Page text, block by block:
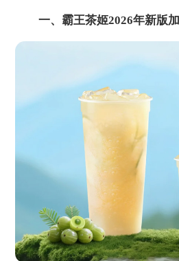
一、霸王茶姬2026年新版